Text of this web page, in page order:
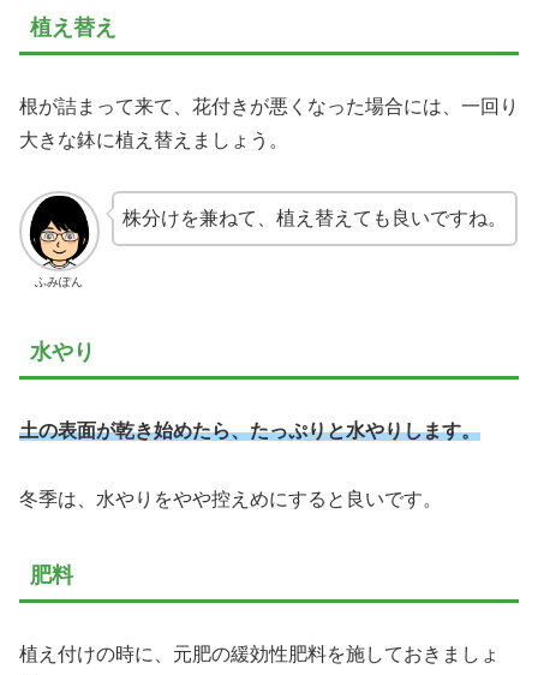
植え替え
根が詰まって来て、花付きが悪くなった場合には、一回り
大きな鉢に植え替えましょう。
ふみぽん
株分けを兼ねて、植え替えても良いですね。
水やり
土の表面が乾き始めたら、たっぷりと水やりします。
冬季は、水やりをやや控えめにすると良いです。
肥料
植え付けの時に、元肥の緩効性肥料を施しておきましょ